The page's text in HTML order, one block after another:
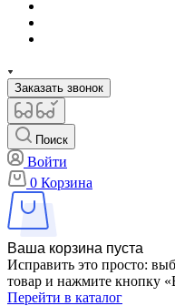
Заказать звонок
Поиск
Войти
0 Корзина
Ваша корзина пуста
Исправить это просто:
товар и нажмите кнопку
Перейти в каталог